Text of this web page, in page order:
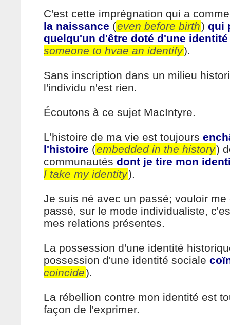
C'est cette imprégnation qui a
la naissance (even before birth) qui
quelqu'un d'être doté d'une identité
someone to hvae an identify).
Sans inscription dans un milieu
l'individu n'est rien.
Écoutons à ce sujet MacIntyre.
L'histoire de ma vie est toujours
l'histoire (embedded in the history)
communautés dont je tire mon
I take my identity).
Je suis né avec un passé; vouloir me
passé, sur le mode individualiste,
mes relations présentes.
La possession d'une identité
possession d'une identité sociale
coincide).
La rébellion contre mon identité est
façon de l'exprimer.